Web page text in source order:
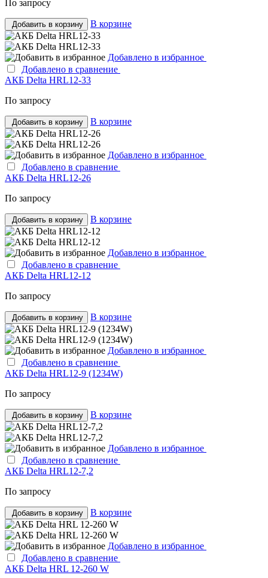
По запросу
Добавить в корзину В корзине
Добавлено в избранное
Добавлено в сравнение
АКБ Delta HRL12-33
По запросу
Добавить в корзину В корзине
Добавлено в избранное
Добавлено в сравнение
АКБ Delta HRL12-26
По запросу
Добавить в корзину В корзине
Добавлено в избранное
Добавлено в сравнение
АКБ Delta HRL12-12
По запросу
Добавить в корзину В корзине
Добавлено в избранное
Добавлено в сравнение
АКБ Delta HRL12-9 (1234W)
По запросу
Добавить в корзину В корзине
Добавлено в избранное
Добавлено в сравнение
АКБ Delta HRL12-7,2
По запросу
Добавить в корзину В корзине
Добавлено в избранное
Добавлено в сравнение
АКБ Delta HRL 12-260 W